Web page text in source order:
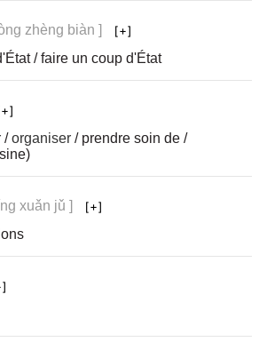
zhèng biàn ]
/ faire un coup d'État
/organiser / prendre soin de /
xuǎn jǔ ]